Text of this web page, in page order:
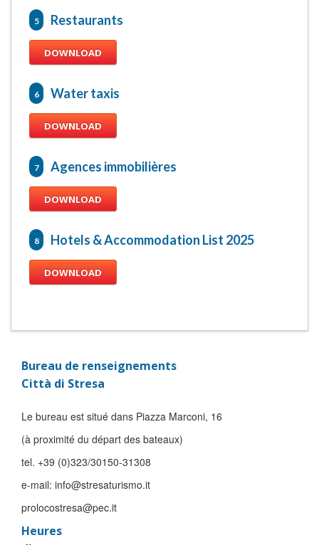
5 Restaurants
DOWNLOAD
6 Water taxis
DOWNLOAD
7 Agences immobilières
DOWNLOAD
8 Hotels & Accommodation List 2025
DOWNLOAD
Bureau de renseignements
Città di Stresa
Le bureau est situé dans Piazza Marconi, 16
(à proximité du départ des bateaux)
tel. +39 (0)323/30150-31308
e-mail: info@stresaturismo.it
prolocostresa@pec.it
Heures